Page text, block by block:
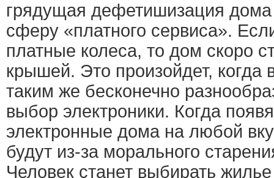
грядущая дефетишизация
сферу «платного сервиса».
платные колеса, то дом скоро
крышей. Это произойдет, когда
таким же бесконечно
выбор электроники. Когда
электронные дома на любой
будут из-за морального
Человек станет выбирать